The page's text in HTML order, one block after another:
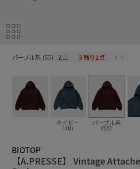
パープル系 (55) 2 △ 3 残り1点 4 ×
ネイビー
(40)
パープル系
(55)
BIOTOP
【A.PRESSE】 Vintage